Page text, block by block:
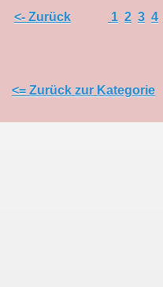
<- Zurück 1 2 3 4
<= Zurück zur Kategorie